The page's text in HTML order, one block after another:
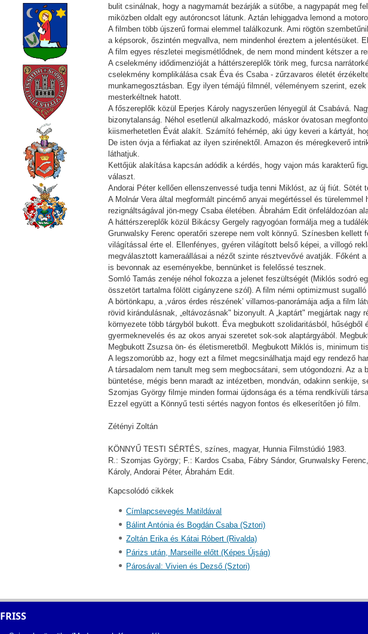
bulit csinálnak, hogy a nagymamát bezárják a sütőbe, a nagypapát meg
miközben oldalt egy autóroncsot látunk. Aztán lehiggadva lemond a
A filmben több újszerű formai elemmel találkozunk. Ami rögtön
a képsorok, őszintén megvallva, nem mindenhol éreztem a jelentésüket.
A film egyes részletei megismétlődnek, de nem mond mindent kétszer a
A cselekmény idődimenzióját a háttérszereplők törik meg, furcsa
cselekmény komplikálása csak Éva és Csaba - zűrzavaros életét
munkamegosztásban. Egy ilyen témájú filmnél, véleményem szerint,
mesterkéltnek hatott.
A főszereplők közül Eperjes Károly nagyszerűen lényegül át Csabává.
bizonytalanság. Néhol esetlenül alkalmazkodó, máskor óvatosan
kiismerhetetlen Évát alakít. Számító fehérnép, aki úgy keveri a kártyát,
De isten óvja a férfiakat az ilyen szirénektől. Amazon és méregkeverő
láthatjuk.
Kettőjük alakítása kapcsán adódik a kérdés, hogy vajon más karakterű
választ.
Andorai Péter kellően ellenszenvessé tudja tenni Miklóst, az új fiút.
A Molnár Vera által megformált pincérnő anyai megértéssel és
rezignáltságával jön-megy Csaba életében. Ábrahám Edit önfeláldozóan
A háttérszereplők közül Bikácsy Gergely ragyogóan formálja meg a
Grunwalsky Ferenc operatőri szerepe nem volt könnyű. Színesben
világítással érte el. Ellenfényes, gyéren világított belső képei, a villogó
megválasztott kameraállásai a nézőt szinte résztvevővé avatják. Főként
is bevonnak az eseményekbe, bennünket is felelőssé tesznek.
Somló Tamás zenéje néhol fokozza a jelenet feszültségét (Miklós sodró
összetört tartalma fölött cigányzene szól). A film némi optimizmust
A börtönkapu, a ,város érdes részének’ villamos-panorámája adja a film
rövid kirándulásnak, „eltávozásnak" bizonyult. A „kaptárt" megjártak
környezete több tárgyból bukott. Éva megbukott szolidaritásból,
gyermeknevelés és az okos anyai szeretet sok-sok alaptárgyából.
Megbukott Zsuzsa ön- és életismeretből. Megbukott Miklós is, minimum
A legszomorúbb az, hogy ezt a filmet megcsinálhatja majd egy rendező
A társadalom nem tanult meg sem megbocsátani, sem utógondozni. Az
büntetése, mégis benn maradt az intézetben, mondván, odakinn senkije,
Szomjas György filmje minden formai újdonsága és a téma rendkívüli
Ezzel együtt a Könnyű testi sértés nagyon fontos és elkeserítően jó film.
Zétényi Zoltán
KÖNNYŰ TESTI SÉRTÉS, színes, magyar, Hunnia Filmstúdió 1983.
R.: Szomjas György; F.: Kardos Csaba, Fábry Sándor, Grunwalsky
Károly, Andorai Péter, Ábrahám Edit.
Kapcsolódó cikkek
Címlapcsevegés Matildával
Bálint Antónia és Bogdán Csaba (Sztori)
Zoltán Erika és Kátai Róbert (Rivalda)
Párizs után, Marseille előtt (Képes Újság)
Párosával: Vivien és Dezső (Sztori)
FRISS